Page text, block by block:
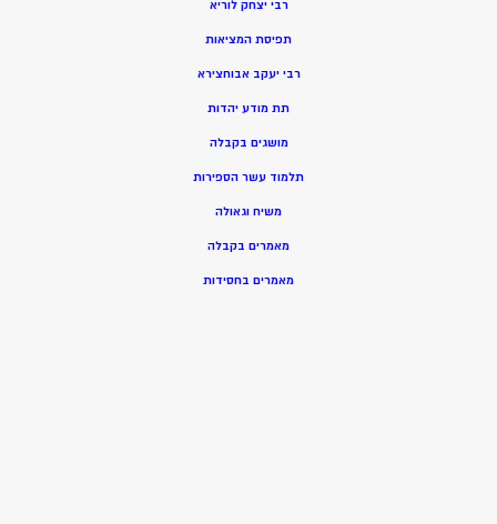
רבי יצחק לוריא
תפיסת המציאות
רבי יעקב אבוחצירא
תת מודע יהדות
מושגים בקבלה
תלמוד עשר הספירות
משיח וגאולה
מאמרים בקבלה
מאמרים בחסידות